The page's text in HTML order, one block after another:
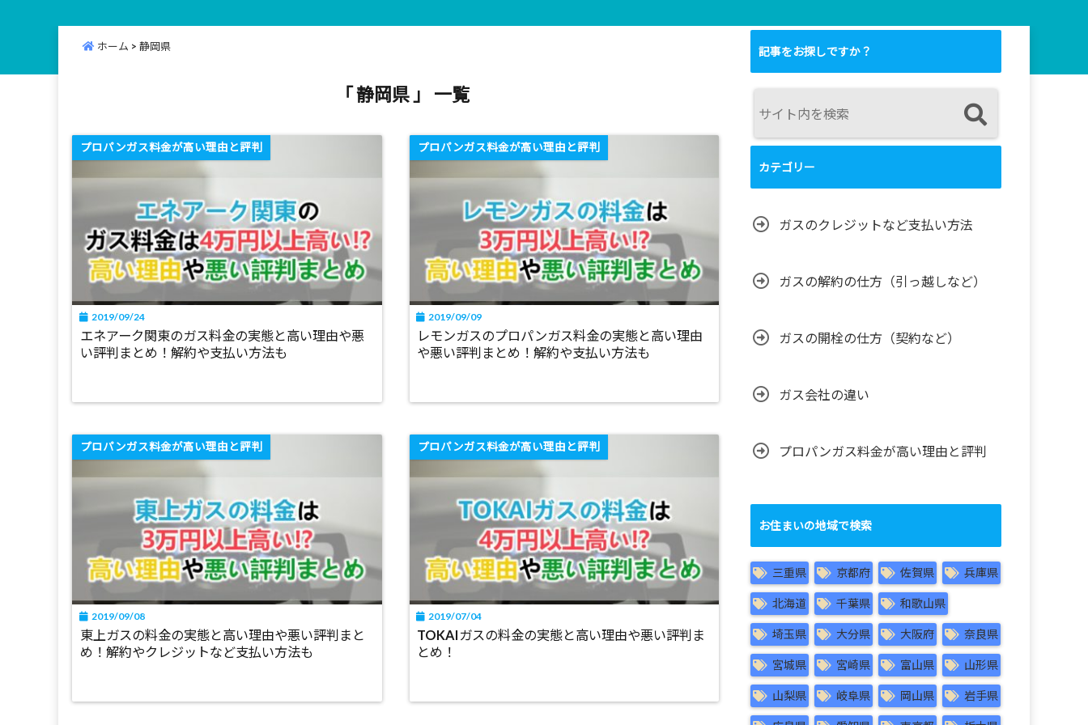
ホーム > 静岡県
「 静岡県 」 一覧
プロパンガス料金が高い理由と評判
2019/09/24
エネアーク関東のガス料金の実態と高い理由や悪
い評判まとめ！解約や支払い方法も
プロパンガス料金が高い理由と評判
2019/09/09
レモンガスのプロパンガス料金の実態と高い理由
や悪い評判まとめ！解約や支払い方法も
プロパンガス料金が高い理由と評判
2019/09/08
東上ガスの料金の実態と高い理由や悪い評判まと
め！解約やクレジットなど支払い方法も
プロパンガス料金が高い理由と評判
2019/07/04
TOKAIガスの料金の実態と高い理由や悪い評判ま
とめ！
記事をお探しですか？
カテゴリー
ガスのクレジットなど支払い方法
ガスの解約の仕方（引っ越しなど）
ガスの開栓の仕方（契約など）
ガス会社の違い
プロパンガス料金が高い理由と評判
お住まいの地域で検索
三重県 京都府 佐賀県 兵庫県
北海道 千葉県 和歌山県
埼玉県 大分県 大阪府 奈良県
宮城県 宮崎県 富山県 山形県
山梨県 岐阜県 岡山県 岩手県